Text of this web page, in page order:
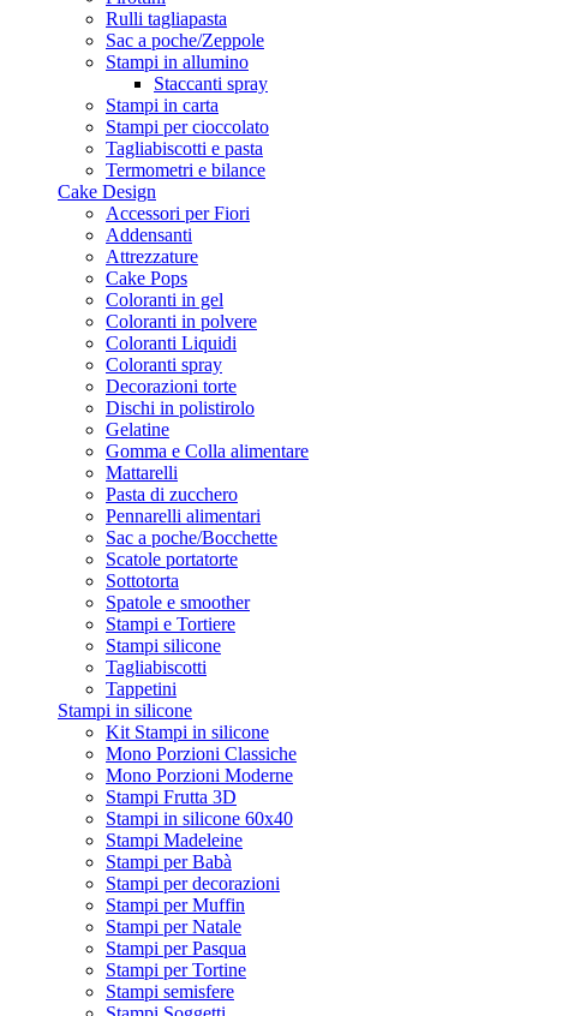
Rulli tagliapasta
Sac a poche/Zeppole
Stampi in allumino
Staccanti spray
Stampi in carta
Stampi per cioccolato
Tagliabiscotti e pasta
Termometri e bilance
Cake Design
Accessori per Fiori
Addensanti
Attrezzature
Cake Pops
Coloranti in gel
Coloranti in polvere
Coloranti Liquidi
Coloranti spray
Decorazioni torte
Dischi in polistirolo
Gelatine
Gomma e Colla alimentare
Mattarelli
Pasta di zucchero
Pennarelli alimentari
Sac a poche/Bocchette
Scatole portatorte
Sottotorta
Spatole e smoother
Stampi e Tortiere
Stampi silicone
Tagliabiscotti
Tappetini
Stampi in silicone
Kit Stampi in silicone
Mono Porzioni Classiche
Mono Porzioni Moderne
Stampi Frutta 3D
Stampi in silicone 60x40
Stampi Madeleine
Stampi per Babà
Stampi per decorazioni
Stampi per Muffin
Stampi per Natale
Stampi per Pasqua
Stampi per Tortine
Stampi semisfere